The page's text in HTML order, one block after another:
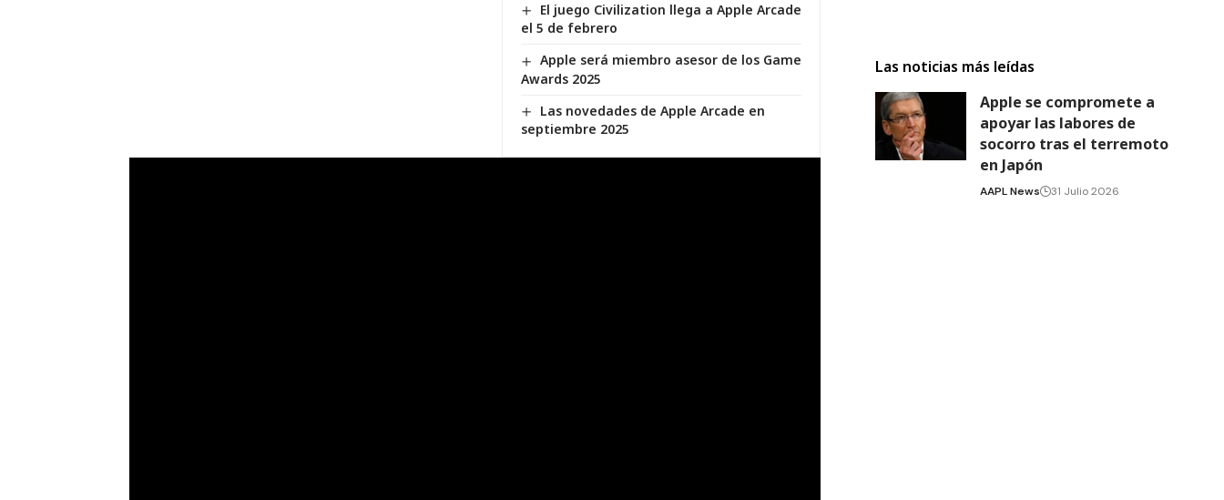
El juego Civilization llega a Apple Arcade
el 5 de febrero
Apple será miembro asesor de los Game
Awards 2025
Las novedades de Apple Arcade en
septiembre 2025
Las noticias más leídas
Apple se compromete a
apoyar las labores de
socorro tras el terremoto
en Japón
AAPL News 31 Julio 2026